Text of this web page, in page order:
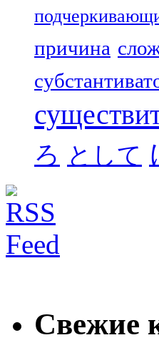
причина
ろ として
Свежие